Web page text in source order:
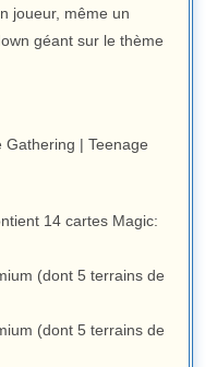
joueur, même un
géant sur le thème
| Teenage
14 cartes Magic:
(dont 5 terrains de
(dont 5 terrains de